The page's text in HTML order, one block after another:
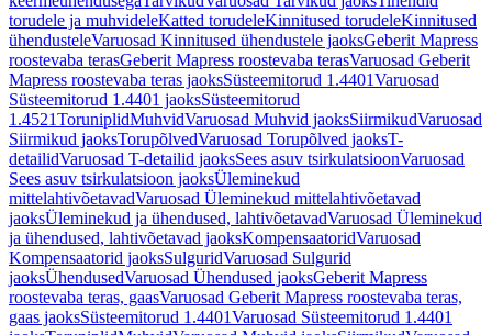
torudele ja muhvideleKatted torudeleKinnitused torudeleKinnitused
ühendusteleVaruosad Kinnitused ühendustele jaoksGeberit Mapress
roostevaba terasGeberit Mapress roostevaba terasVaruosad Geberit
Mapress roostevaba teras jaoksSüsteemitorud 1.4401Varuosad
Süsteemitorud 1.4401 jaoksSüsteemitorud
1.4521ToruniplidMuhvidVaruosad Muhvid jaoksSiirmikudVaruosad
Siirmikud jaoksTorupõlvedVaruosad Torupõlved jaoksT-
detailidVaruosad T-detailid jaoksSees asuv tsirkulatsioonVaruosad
Sees asuv tsirkulatsioon jaoksÜleminekud
mittelahtivõetavadVaruosad Üleminekud mittelahtivõetavad
jaoksÜleminekud ja ühendused, lahtivõetavadVaruosad Üleminekud
ja ühendused, lahtivõetavad jaoksKompensaatoridVaruosad
Kompensaatorid jaoksSulguridVaruosad Sulgurid
jaoksÜhendusedVaruosad Ühendused jaoksGeberit Mapress
roostevaba teras, gaasVaruosad Geberit Mapress roostevaba teras,
gaas jaoksSüsteemitorud 1.4401Varuosad Süsteemitorud 1.4401